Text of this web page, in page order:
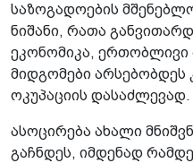
საზოგადოების
ნიშანი, რათა
ეკონომიკა,
მიდგომები
ოკუპაციის დასაძლევად.
ასოცირება ახალი
გაჩნდეს, იმდენად